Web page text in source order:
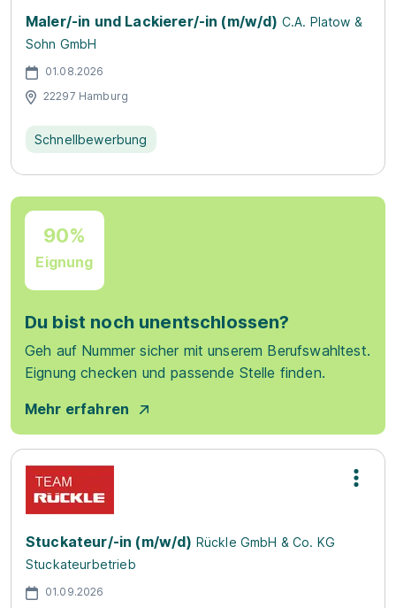
Maler/-in und Lackierer/-in (m/w/d) C.A. Platow &
Sohn GmbH
01.08.2026
22297 Hamburg
Schnellbewerbung
90%
Eignung
Du bist noch unentschlossen?
Geh auf Nummer sicher mit unserem Berufswahltest.
Eignung checken und passende Stelle finden.
Mehr erfahren
Stuckateur/-in (m/w/d) Rückle GmbH & Co. KG
Stuckateurbetrieb
01.09.2026